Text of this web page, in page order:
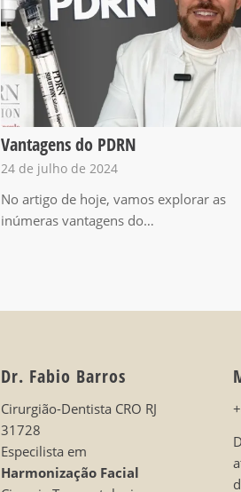
Vantagens do PDRN
24 de julho de 2024
No artigo de hoje, vamos explorar as
inúmeras vantagens do…
Dr. Fabio Barros
Cirurgião-Dentista CRO RJ
31728
Especilista em
Harmonização Facial